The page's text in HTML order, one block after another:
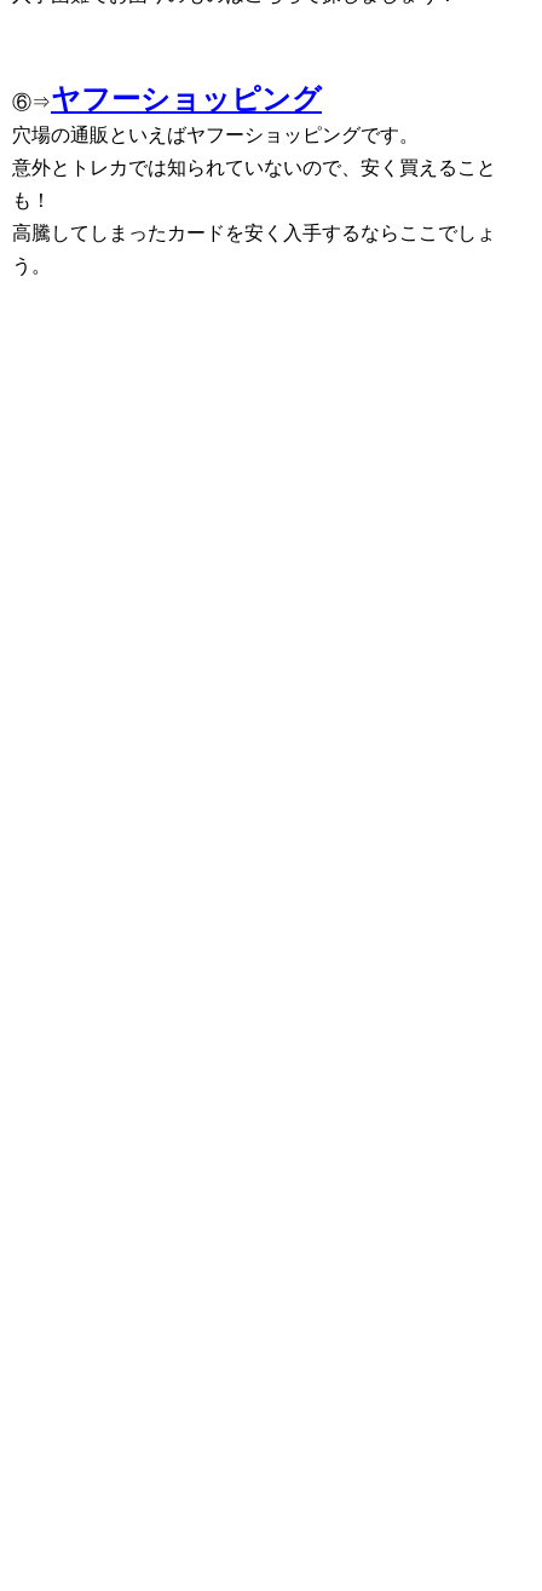
⑥⇒ヤフーショッピング
穴場の通販といえばヤフーショッピングです。
意外とトレカでは知られていないので、安く買えること
も！
高騰してしまったカードを安く入手するならここでしょ
う。